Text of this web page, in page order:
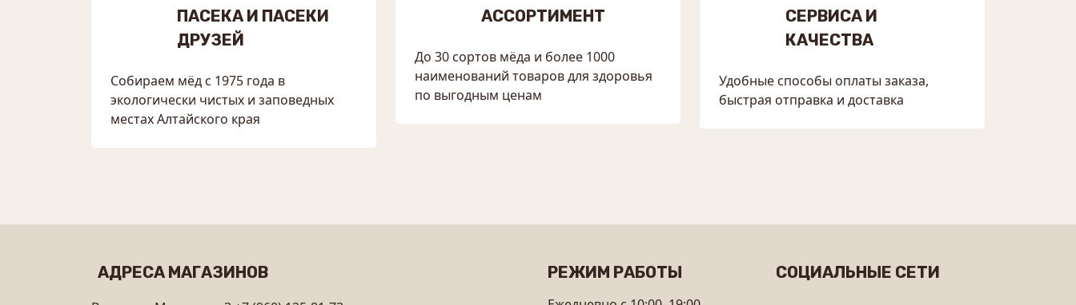
ПАСЕКА И ПАСЕКИ
ДРУЗЕЙ
Собираем мёд с 1975 года в
экологически чистых и заповедных
местах Алтайского края
АССОРТИМЕНТ
До 30 сортов мёда и более 1000
наименований товаров для здоровья
по выгодным ценам
СЕРВИСА И
КАЧЕСТВА
Удобные способы оплаты заказа,
быстрая отправка и доставка
АДРЕСА МАГАЗИНОВ РЕЖИМ РАБОТЫ СОЦИАЛЬНЫЕ СЕТИ